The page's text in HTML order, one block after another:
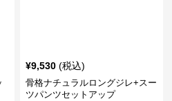
¥9,530 (税込)
骨格ナチュラルロングジレ+スー
ツパンツセットアップ